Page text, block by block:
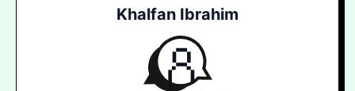
Khalfan Ibrahim